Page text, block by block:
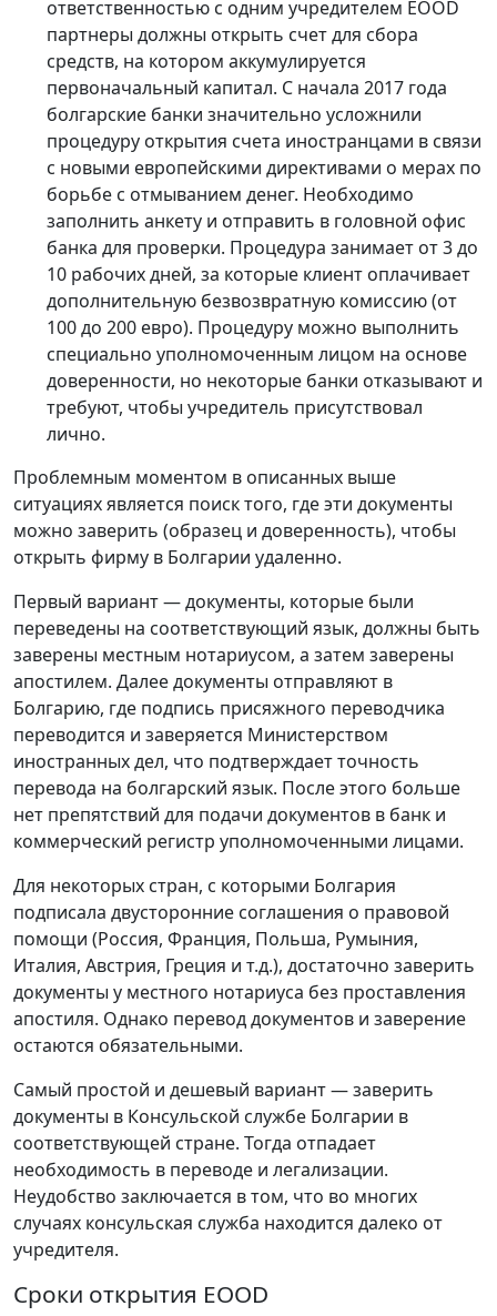
ответственностью с одним учредителем EOOD
партнеры должны открыть счет для сбора
средств, на котором аккумулируется
первоначальный капитал. С начала 2017 года
болгарские банки значительно усложнили
процедуру открытия счета иностранцами в связи
с новыми европейскими директивами о мерах по
борьбе с отмыванием денег. Необходимо
заполнить анкету и отправить в головной офис
банка для проверки. Процедура занимает от 3 до
10 рабочих дней, за которые клиент оплачивает
дополнительную безвозвратную комиссию (от
100 до 200 евро). Процедуру можно выполнить
специально уполномоченным лицом на основе
доверенности, но некоторые банки отказывают и
требуют, чтобы учредитель присутствовал
лично.
Проблемным моментом в описанных выше
ситуациях является поиск того, где эти документы
можно заверить (образец и доверенность), чтобы
открыть фирму в Болгарии удаленно.
Первый вариант — документы, которые были
переведены на соответствующий язык, должны быть
заверены местным нотариусом, а затем заверены
апостилем. Далее документы отправляют в
Болгарию, где подпись присяжного переводчика
переводится и заверяется Министерством
иностранных дел, что подтверждает точность
перевода на болгарский язык. После этого больше
нет препятствий для подачи документов в банк и
коммерческий регистр уполномоченными лицами.
Для некоторых стран, с которыми Болгария
подписала двусторонние соглашения о правовой
помощи (Россия, Франция, Польша, Румыния,
Италия, Австрия, Греция и т.д.), достаточно заверить
документы у местного нотариуса без проставления
апостиля. Однако перевод документов и заверение
остаются обязательными.
Самый простой и дешевый вариант — заверить
документы в Консульской службе Болгарии в
соответствующей стране. Тогда отпадает
необходимость в переводе и легализации.
Неудобство заключается в том, что во многих
случаях консульская служба находится далеко от
учредителя.
Сроки открытия EOOD